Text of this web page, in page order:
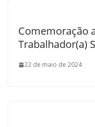
Comemoração
Trabalhador(a)
22 de maio de 2024